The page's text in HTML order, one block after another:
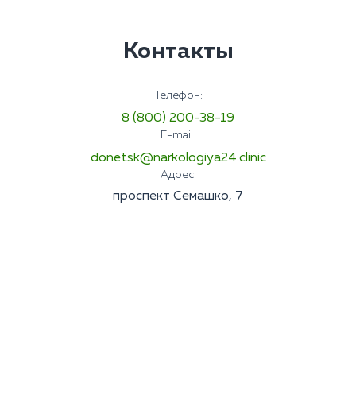
Контакты
Телефон:
8 (800) 200-38-19
E-mail:
donetsk@narkologiya24.clinic
Адрес:
проспект Семашко, 7